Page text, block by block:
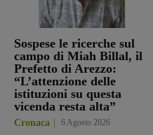
Sospese le ricerche sul
campo di Miah Billal, il
Prefetto di Arezzo:
“L’attenzione delle
istituzioni su questa
vicenda resta alta”
Cronaca 6 Agosto 2026